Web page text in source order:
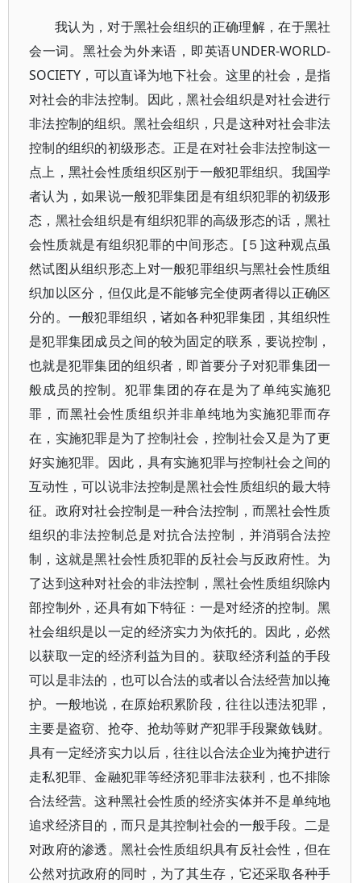
我认为，对于黑社会组织的正确理解，在于黑社
会一词。黑社会为外来语，即英语UNDER-WORLD-
SOCIETY，可以直译为地下社会。这里的社会，是指
对社会的非法控制。因此，黑社会组织是对社会进行
非法控制的组织。黑社会组织，只是这种对社会非法
控制的组织的初级形态。正是在对社会非法控制这一
点上，黑社会性质组织区别于一般犯罪组织。我国学
者认为，如果说一般犯罪集团是有组织犯罪的初级形
态，黑社会组织是有组织犯罪的高级形态的话，黑社
会性质就是有组织犯罪的中间形态。[５]这种观点虽
然试图从组织形态上对一般犯罪组织与黑社会性质组
织加以区分，但仅此是不能够完全使两者得以正确区
分的。一般犯罪组织，诸如各种犯罪集团，其组织性
是犯罪集团成员之间的较为固定的联系，要说控制，
也就是犯罪集团的组织者，即首要分子对犯罪集团一
般成员的控制。犯罪集团的存在是为了单纯实施犯
罪，而黑社会性质组织并非单纯地为实施犯罪而存
在，实施犯罪是为了控制社会，控制社会又是为了更
好实施犯罪。因此，具有实施犯罪与控制社会之间的
互动性，可以说非法控制是黑社会性质组织的最大特
征。政府对社会控制是一种合法控制，而黑社会性质
组织的非法控制总是对抗合法控制，并消弱合法控
制，这就是黑社会性质犯罪的反社会与反政府性。为
了达到这种对社会的非法控制，黑社会性质组织除内
部控制外，还具有如下特征：一是对经济的控制。黑
社会组织是以一定的经济实力为依托的。因此，必然
以获取一定的经济利益为目的。获取经济利益的手段
可以是非法的，也可以合法的或者以合法经营加以掩
护。一般地说，在原始积累阶段，往往以违法犯罪，
主要是盗窃、抢夺、抢劫等财产犯罪手段聚敛钱财。
具有一定经济实力以后，往往以合法企业为掩护进行
走私犯罪、金融犯罪等经济犯罪非法获利，也不排除
合法经营。这种黑社会性质的经济实体并不是单纯地
追求经济目的，而只是其控制社会的一般手段。二是
对政府的渗透。黑社会性质组织具有反社会性，但在
公然对抗政府的同时，为了其生存，它还采取各种手